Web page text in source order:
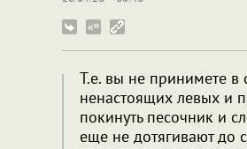
Т.е. вы не принимете в
ненастоящих левых и
покинуть песочник и
еще не дотягивают до